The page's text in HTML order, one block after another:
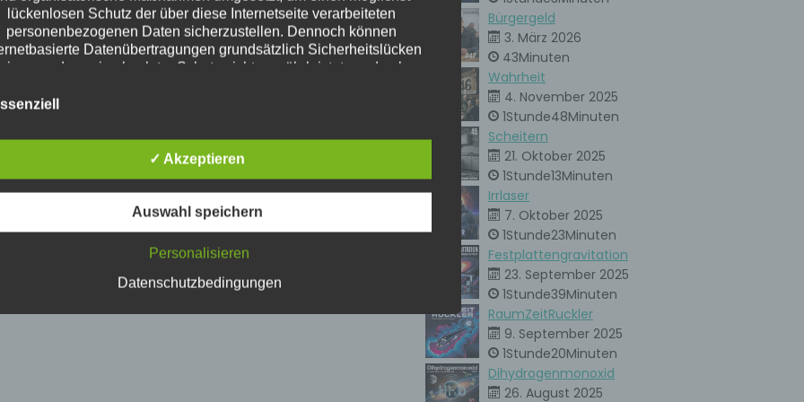
Bürgergeld
3. März 2026
43Minuten
Wahrheit
4. November 2025
1Stunde48Minuten
Scheitern
21. Oktober 2025
1Stunde13Minuten
Irrlaser
7. Oktober 2025
1Stunde23Minuten
Festplattengravitation
23. September 2025
1Stunde39Minuten
RaumZeitRuckler
9. September 2025
1Stunde20Minuten
Dihydrogenmonoxid
26. August 2025
lückenlosen Schutz der über diese Internetseite verarbeiteten
personenbezogenen Daten sicherzustellen. Dennoch können
Datenübertragungen grundsätzlich Sicherheitslücken
sodass ein absoluter Schutz nicht gewährleistet werden kann.
Daten auch auf alternativen Wegen, beispielsweise
beruht auf den Begrifflichkeiten, die durch den
Richtlinien- und Verordnungsgeber beim Erlass der
Grundverordnung (DS-GVO) verwendet wurden. Unsere
soll sowohl für die Öffentlichkeit als auch für unsere
dies zu gewährleisten, möchten wir vorab die verwendeten
Begrifflichkeiten erläutern.
Wir verwenden in dieser Datenschutzerklärung unter anderem die
✓ Akzeptieren
Auswahl speichern
Personalisieren
Datenschutzbedingungen